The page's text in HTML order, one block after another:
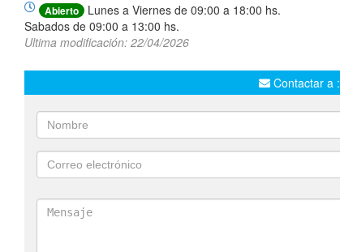
Abierto
Lunes a Viernes de 09:00 a 18:00 hs.
Sabados de 09:00 a 13:00 hs.
Ultima modificación: 22/04/2026
Contactar a :